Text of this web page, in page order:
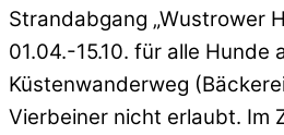
Strandabgang „Wustrower
01.04.-15.10. für alle
Küstenwanderweg
Vierbeiner nicht erlaubt. Im